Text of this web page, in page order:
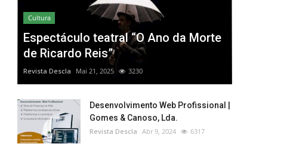
Cultura
Espectáculo teatral “O Ano da Morte
de Ricardo Reis”
Revista Descla Mai 21, 2025 3230
Desenvolvimento Web Profissional |
Gomes & Canoso, Lda.
Revista Descla Abr 9, 2024 6317